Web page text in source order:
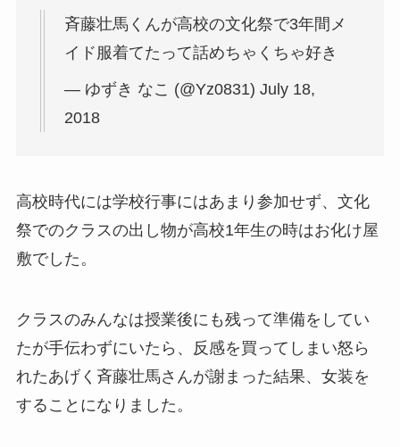
斉藤壮馬くんが高校の文化祭で3年間メ
イド服着てたって話めちゃくちゃ好き
— ゆずき なこ (@Yz0831) July 18,
2018
高校時代には学校行事にはあまり参加せず、文化
祭でのクラスの出し物が高校1年生の時はお化け屋
敷でした。
クラスのみんなは授業後にも残って準備をしてい
たが手伝わずにいたら、反感を買ってしまい怒ら
れたあげく斉藤壮馬さんが謝まった結果、女装を
することになりました。